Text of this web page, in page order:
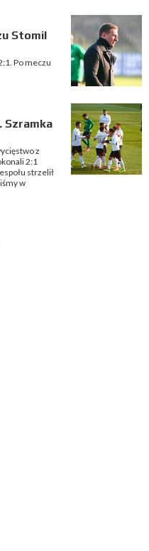
Stomil
Po meczu
Szramka
z
2:1
strzelił
w